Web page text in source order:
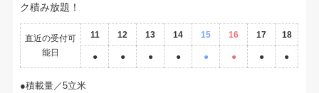
ク積み放題！
直近の受付可
能日
11 12 13 14 15 16 17 18
● ● ● ● ● ● ● ●
積載量／5立米